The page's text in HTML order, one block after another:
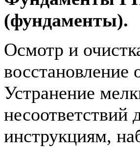
(фундаменты).
Осмотр и
Устранение
инструкциям,